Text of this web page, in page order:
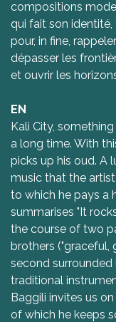
compositions
qui fait son
pour, in fine,
dépasser les
et ouvrir les
EN
Kali City,
a long time. With
picks up his oud. A
music that the
to which he pays a
summarises "It
the course of two
brothers ("graceful,
second surrounded
traditional
Baggili invites us
of which he keeps